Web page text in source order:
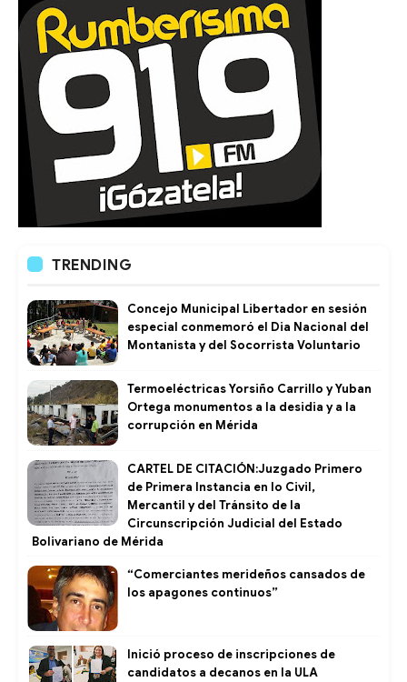
TRENDING
Concejo Municipal Libertador en sesión
especial conmemoró el Dia Nacional del
Montanista y del Socorrista Voluntario
Termoeléctricas Yorsiño Carrillo y Yuban
Ortega monumentos a la desidia y a la
corrupción en Mérida
CARTEL DE CITACIÓN:Juzgado Primero
de Primera Instancia en lo Civil,
Mercantil y del Tránsito de la
Circunscripción Judicial del Estado
Bolivariano de Mérida
“Comerciantes merideños cansados de
los apagones continuos”
Inició proceso de inscripciones de
candidatos a decanos en la ULA